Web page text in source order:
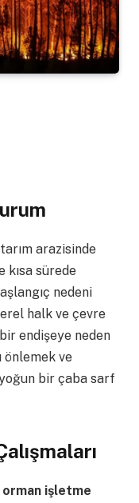
arazisinde
kısa sürede
nedeni
halk ve çevre
endişeye neden
önlemek ve
bir çaba sarf
orman işletme